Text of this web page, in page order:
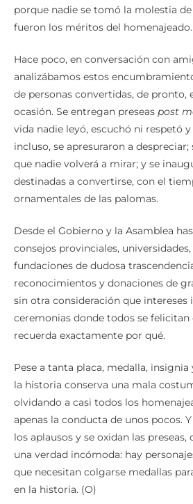
porque nadie se tomó la molestia
fueron los méritos del homenajeado.
Hace poco, en conversación con
analizábamos estos
de personas convertidas, de pronto,
ocasión. Se entregan preseas post
vida nadie leyó, escuchó ni respetó
incluso, se apresuraron a
que nadie volverá a mirar; y se
destinadas a convertirse, con el
ornamentales de las palomas.
Desde el Gobierno y la Asamblea
consejos provinciales,
fundaciones de dudosa
reconocimientos y donaciones de
sin otra consideración que intereses
ceremonias donde todos se felicitan
recuerda exactamente por qué.
Pese a tanta placa, medalla,
la historia conserva una mala
olvidando a casi todos los
apenas la conducta de unos pocos.
los aplausos y se oxidan las
una verdad incómoda: hay
que necesitan colgarse medallas
en la historia. (O)